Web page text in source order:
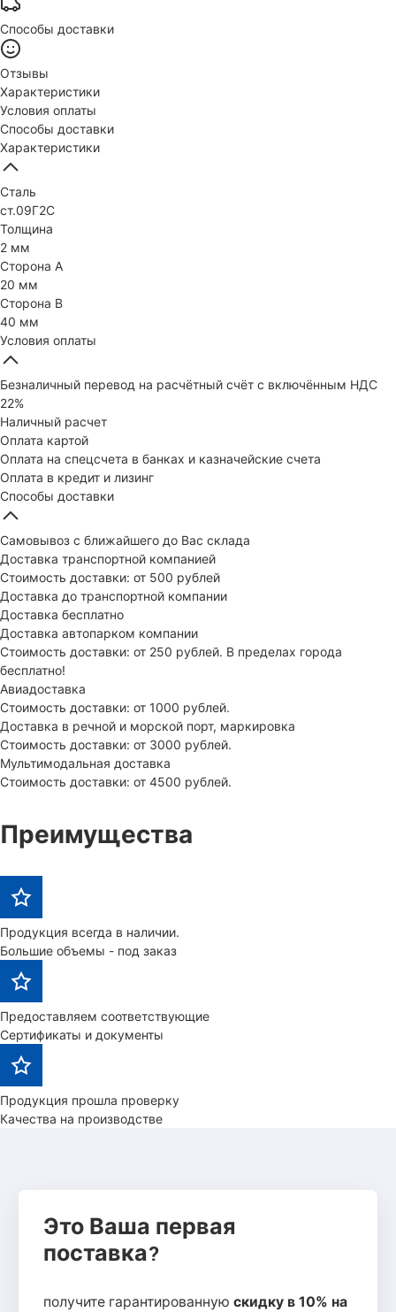
Способы доставки
Отзывы
Характеристики
Условия оплаты
Способы доставки
Характеристики
Сталь
ст.09Г2С
Толщина
2 мм
Сторона А
20 мм
Сторона В
40 мм
Условия оплаты
Безналичный перевод на расчётный счёт с включённым НДС
22%
Наличный расчет
Оплата картой
Оплата на спецсчета в банках и казначейские счета
Оплата в кредит и лизинг
Способы доставки
Самовывоз с ближайшего до Вас склада
Доставка транспортной компанией
Стоимость доставки: от 500 рублей
Доставка до транспортной компании
Доставка бесплатно
Доставка автопарком компании
Стоимость доставки: от 250 рублей. В пределах города
бесплатно!
Авиадоставка
Стоимость доставки: от 1000 рублей.
Доставка в речной и морской порт, маркировка
Стоимость доставки: от 3000 рублей.
Мультимодальная доставка
Стоимость доставки: от 4500 рублей.
Преимущества
Продукция всегда в наличии.
Большие объемы - под заказ
Предоставляем соответствующие
Сертификаты и документы
Продукция прошла проверку
Качества на производстве
Это Ваша первая
поставка?
получите гарантированную скидку в 10% на